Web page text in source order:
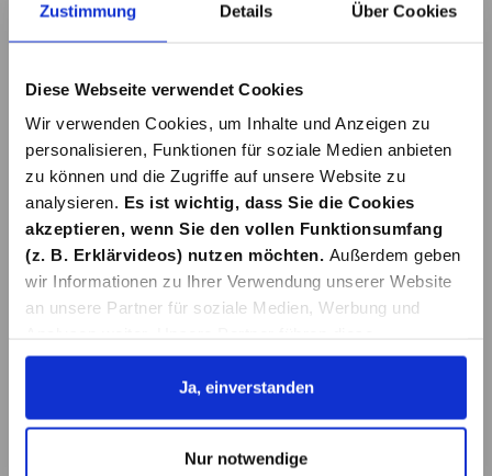
Zustimmung Details Über Cookies
Diese Webseite verwendet Cookies
Wir verwenden Cookies, um Inhalte und Anzeigen zu
personalisieren, Funktionen für soziale Medien anbieten
zu können und die Zugriffe auf unsere Website zu
analysieren. Es ist wichtig, dass Sie die Cookies
akzeptieren, wenn Sie den vollen Funktionsumfang
(z. B. Erklärvideos) nutzen möchten. Außerdem geben
wir Informationen zu Ihrer Verwendung unserer Website
an unsere Partner für soziale Medien, Werbung und
Informationen möglicherweise mit weiteren Daten
zusammen, die Sie ihnen bereitgestellt haben oder die
sie im Rahmen Ihrer Nutzung der Dienste gesammelt
Datenschutzerklärung. Link zu
Ja, einverstanden
Nur notwendige
RÜTTELPLATTE
GRP 90
579,95 €*
In den Warenkorb
LAUFKATZE GLK
1000
184,95 €*